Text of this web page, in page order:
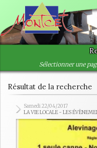
Résultat de la recherche
Samedi 22/04/2017
LA VIE LOCALE - LES